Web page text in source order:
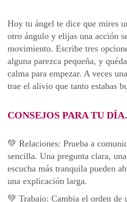
Hoy tu ángel te dice que mires
otro ángulo y elijas una acción
movimiento. Escribe tres
alguna parezca pequeña, y
calma para empezar. A veces
trae el alivio que tanto estabas
CONSEJOS PARA TU
💚 Relaciones: Prueba a
sencilla. Una pregunta clara,
escucha más tranquila pueden
una explicación larga.
💚 Trabajo: Cambia el orden de